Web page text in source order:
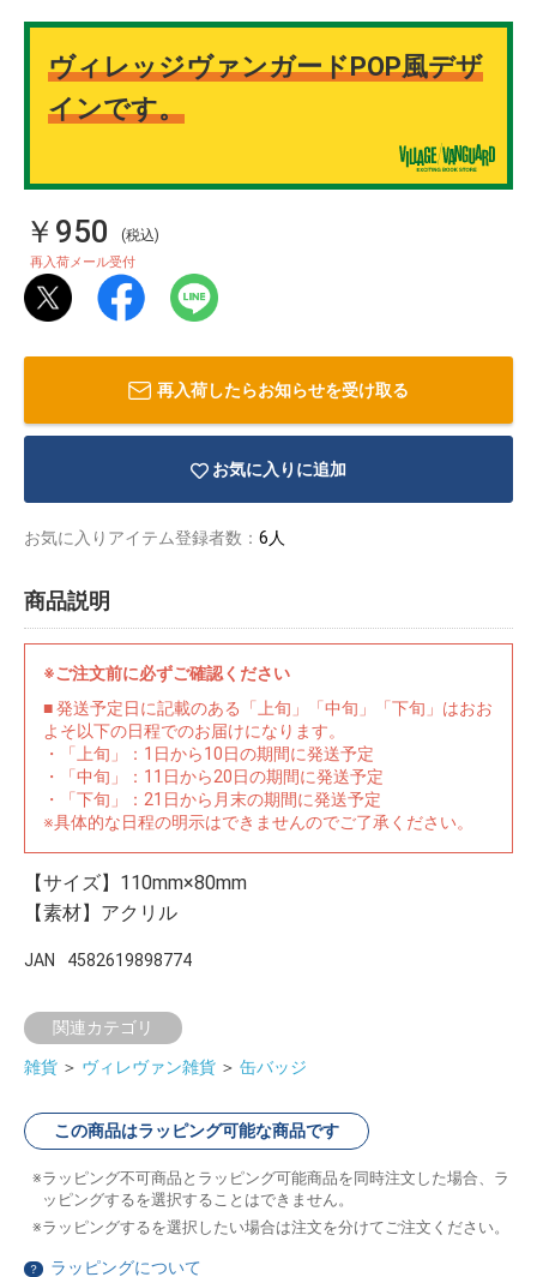
ヴィレッジヴァンガードPOP風デザ
インです。
￥950 (税込)
再入荷メール受付
再入荷したらお知らせを受け取る
お気に入りに追加
お気に入りアイテム登録者数： 6人
商品説明
※ご注文前に必ずご確認ください
■ 発送予定日に記載のある「上旬」「中旬」「下旬」はおお
よそ以下の日程でのお届けになります。
・「上旬」：1日から10日の期間に発送予定
・「中旬」：11日から20日の期間に発送予定
・「下旬」：21日から月末の期間に発送予定
※具体的な日程の明示はできませんのでご了承ください。
【サイズ】110mm×80mm
【素材】アクリル
JAN 4582619898774
関連カテゴリ
雑貨 ＞ ヴィレヴァン雑貨 ＞ 缶バッジ
この商品はラッピング可能な商品です
ラッピング不可商品とラッピング可能商品を同時注文した場合、ラ
ッピングするを選択することはできません。
ラッピングするを選択したい場合は注文を分けてご注文ください。
？ ラッピングについて
イラストレ
ーター
アダルトグ
ッズ